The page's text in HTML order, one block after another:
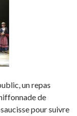
un repas
de
pour suivre